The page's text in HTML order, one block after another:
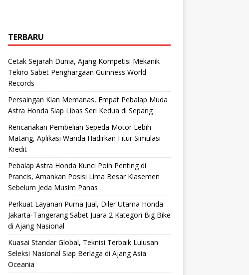
TERBARU
Cetak Sejarah Dunia, Ajang Kompetisi Mekanik
Tekiro Sabet Penghargaan Guinness World
Records
Persaingan Kian Memanas, Empat Pebalap Muda
Astra Honda Siap Libas Seri Kedua di Sepang
Rencanakan Pembelian Sepeda Motor Lebih
Matang, Aplikasi Wanda Hadirkan Fitur Simulasi
Kredit
Pebalap Astra Honda Kunci Poin Penting di
Prancis, Amankan Posisi Lima Besar Klasemen
Sebelum Jeda Musim Panas
Perkuat Layanan Purna Jual, Diler Utama Honda
Jakarta-Tangerang Sabet Juara 2 Kategori Big Bike
di Ajang Nasional
Kuasai Standar Global, Teknisi Terbaik Lulusan
Seleksi Nasional Siap Berlaga di Ajang Asia
Oceania